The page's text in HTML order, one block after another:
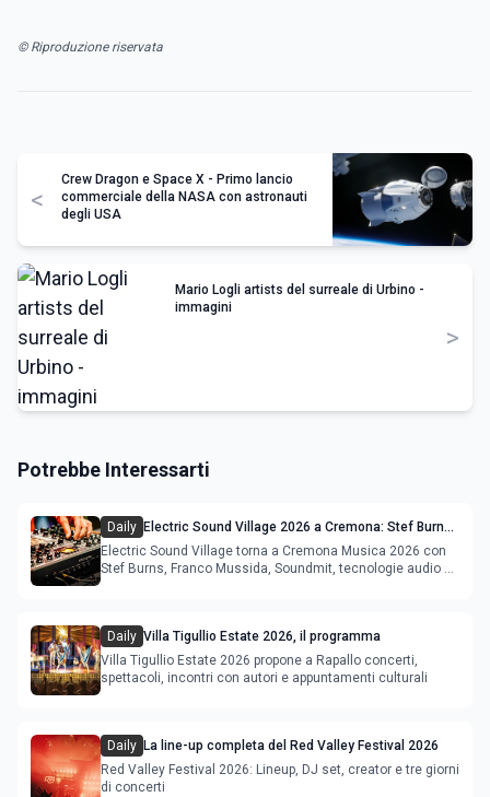
© Riproduzione riservata
<
Crew Dragon e Space X - Primo lancio
commerciale della NASA con astronauti
degli USA
Mario Logli artists del surreale di Urbino -
immagini
>
Potrebbe Interessarti
Daily Electric Sound Village 2026 a Cremona: Stef Burns,
Soundmit e Young Band Contest, il programma
Electric Sound Village torna a Cremona Musica 2026 con
Stef Burns, Franco Mussida, Soundmit, tecnologie audio e
Daily Villa Tigullio Estate 2026, il programma
Villa Tigullio Estate 2026 propone a Rapallo concerti,
spettacoli, incontri con autori e appuntamenti culturali
Daily La line-up completa del Red Valley Festival 2026
Red Valley Festival 2026: Lineup, DJ set, creator e tre giorni
di concerti